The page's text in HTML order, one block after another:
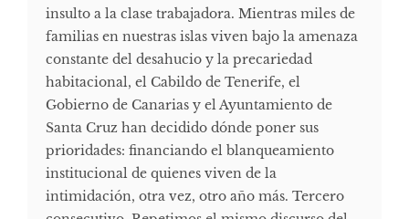
insulto a la clase trabajadora. Mientras miles de
familias en nuestras islas viven bajo la amenaza
constante del desahucio y la precariedad
habitacional, el Cabildo de Tenerife, el
Gobierno de Canarias y el Ayuntamiento de
Santa Cruz han decidido dónde poner sus
prioridades: financiando el blanqueamiento
institucional de quienes viven de la
intimidación, otra vez, otro año más. Tercero